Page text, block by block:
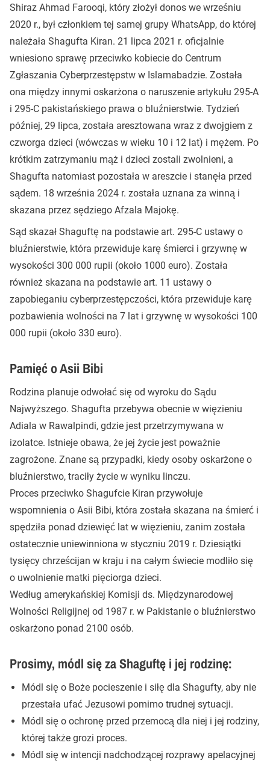
Shiraz Ahmad Farooqi, który złożył donos we wrześniu
2020 r., był członkiem tej samej grupy WhatsApp, do której
należała Shagufta Kiran. 21 lipca 2021 r. oficjalnie
wniesiono sprawę przeciwko kobiecie do Centrum
Zgłaszania Cyberprzestępstw w Islamabadzie. Została
ona między innymi oskarżona o naruszenie artykułu 295-A
i 295-C pakistańskiego prawa o bluźnierstwie. Tydzień
później, 29 lipca, została aresztowana wraz z dwojgiem z
czworga dzieci (wówczas w wieku 10 i 12 lat) i mężem. Po
krótkim zatrzymaniu mąż i dzieci zostali zwolnieni, a
Shagufta natomiast pozostała w areszcie i stanęła przed
sądem. 18 września 2024 r. została uznana za winną i
skazana przez sędziego Afzala Majokę.
Sąd skazał Shaguftę na podstawie art. 295-C ustawy o
bluźnierstwie, która przewiduje karę śmierci i grzywnę w
wysokości 300 000 rupii (około 1000 euro). Została
również skazana na podstawie art. 11 ustawy o
zapobieganiu cyberprzestępczości, która przewiduje karę
pozbawienia wolności na 7 lat i grzywnę w wysokości 100
000 rupii (około 330 euro).
Pamięć o Asii Bibi
Rodzina planuje odwołać się od wyroku do Sądu
Najwyższego. Shagufta przebywa obecnie w więzieniu
Adiala w Rawalpindi, gdzie jest przetrzymywana w
izolatce. Istnieje obawa, że jej życie jest poważnie
zagrożone. Znane są przypadki, kiedy osoby oskarżone o
bluźnierstwo, traciły życie w wyniku linczu.
Proces przeciwko Shagufcie Kiran przywołuje
wspomnienia o Asii Bibi, która została skazana na śmierć i
spędziła ponad dziewięć lat w więzieniu, zanim została
ostatecznie uniewinniona w styczniu 2019 r. Dziesiątki
tysięcy chrześcijan w kraju i na całym świecie modliło się
o uwolnienie matki pięciorga dzieci.
Według amerykańskiej Komisji ds. Międzynarodowej
Wolności Religijnej od 1987 r. w Pakistanie o bluźnierstwo
oskarżono ponad 2100 osób.
Prosimy, módl się za Shaguftę i jej rodzinę:
Módl się o Boże pocieszenie i siłę dla Shagufty, aby nie
przestała ufać Jezusowi pomimo trudnej sytuacji.
Módl się o ochronę przed przemocą dla niej i jej rodziny,
której także grozi proces.
Módl się w intencji nadchodzącej rozprawy apelacyjnej